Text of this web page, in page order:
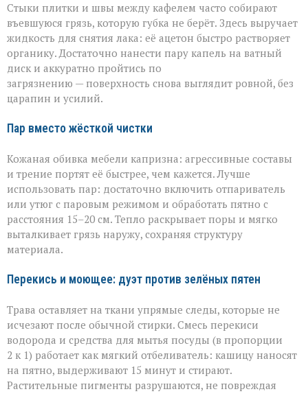
Стыки плитки и швы между кафелем часто собирают
въевшуюся грязь, которую губка не берёт. Здесь выручает
жидкость для снятия лака: её ацетон быстро растворяет
органику. Достаточно нанести пару капель на ватный
диск и аккуратно пройтись по
загрязнению — поверхность снова выглядит ровной, без
царапин и усилий.
Пар вместо жёсткой чистки
Кожаная обивка мебели капризна: агрессивные составы
и трение портят её быстрее, чем кажется. Лучше
использовать пар: достаточно включить отпариватель
или утюг с паровым режимом и обработать пятно с
расстояния 15–20 см. Тепло раскрывает поры и мягко
выталкивает грязь наружу, сохраняя структуру
материала.
Перекись и моющее: дуэт против зелёных пятен
Трава оставляет на ткани упрямые следы, которые не
исчезают после обычной стирки. Смесь перекиси
водорода и средства для мытья посуды (в пропорции
2 к 1) работает как мягкий отбеливатель: кашицу наносят
на пятно, выдерживают 15 минут и стирают.
Растительные пигменты разрушаются, не повреждая